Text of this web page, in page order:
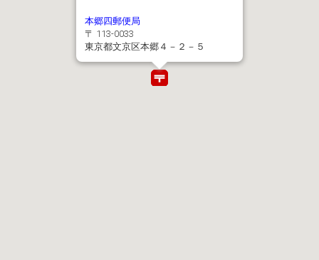
本郷四郵便局
〒 113-0033
東京都文京区本郷４－２－５